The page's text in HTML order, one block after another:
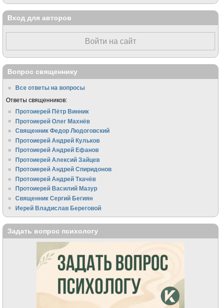
Вход для авторов
Войти на сайт
Вопрос священнику
Все ответы на вопросы
Ответы священников:
Протоиерей Пётр Винник
Протоиерей Олег Махнёв
Священник Федор Людоговский
Протоиерей Андрей Кульков
Протоиерей Андрей Ефанов
Протоиерей Алексий Зайцев
Протоиерей Андрей Спиридонов
Протоиерей Андрей Ткачёв
Протоиерей Василий Мазур
Священник Сергий Бегиян
Иерей Владислав Береговой
Задать вопрос психологу